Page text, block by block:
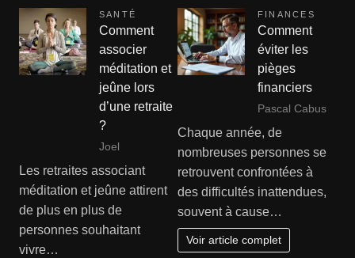
SANTÉ
Comment
associer
méditation et
jeûne lors
d’une retraite
?
Joel
Les retraites associant
méditation et jeûne attirent
de plus en plus de
personnes souhaitant
vivre…
FINANCES
Comment
éviter les
pièges
financiers
Pascal Cabus
Chaque année, de
nombreuses personnes se
retrouvent confrontées à
des difficultés inattendues,
souvent à cause…
Voir article complet